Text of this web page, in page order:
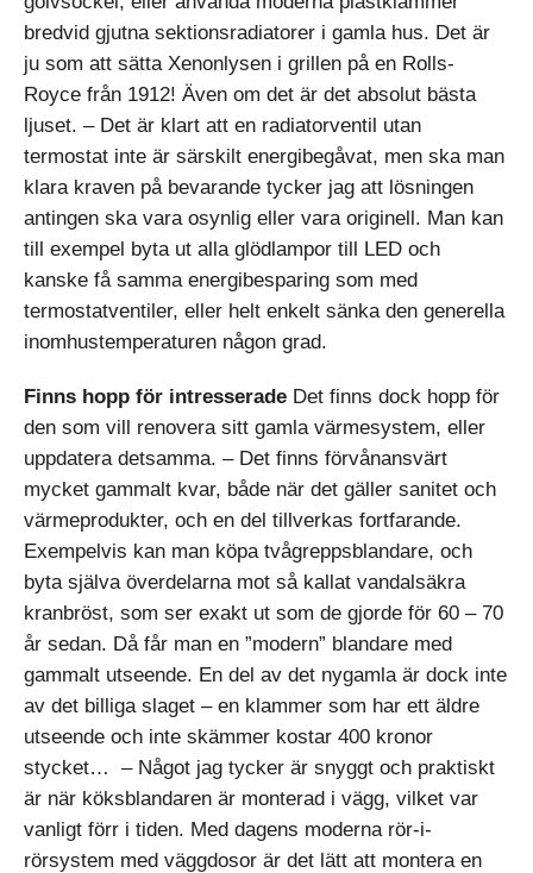
bredvid gjutna sektionsradiatorer i gamla hus. Det är
ju som att sätta Xenonlysen i grillen på en Rolls-
Royce från 1912! Även om det är det absolut bästa
ljuset. – Det är klart att en radiatorventil utan
termostat inte är särskilt energibegåvat, men ska man
klara kraven på bevarande tycker jag att lösningen
antingen ska vara osynlig eller vara originell. Man kan
till exempel byta ut alla glödlampor till LED och
kanske få samma energibesparing som med
termostatventiler, eller helt enkelt sänka den generella
inomhustemperaturen någon grad.
Finns hopp för intresserade Det finns dock hopp för
den som vill renovera sitt gamla värmesystem, eller
uppdatera detsamma. – Det finns förvånansvärt
mycket gammalt kvar, både när det gäller sanitet och
värmeprodukter, och en del tillverkas fortfarande.
Exempelvis kan man köpa tvågreppsblandare, och
byta själva överdelarna mot så kallat vandalsäkra
kranbröst, som ser exakt ut som de gjorde för 60 – 70
år sedan. Då får man en ”modern” blandare med
gammalt utseende. En del av det nygamla är dock inte
av det billiga slaget – en klammer som har ett äldre
utseende och inte skämmer kostar 400 kronor
stycket… – Något jag tycker är snyggt och praktiskt
är när köksblandaren är monterad i vägg, vilket var
vanligt förr i tiden. Med dagens moderna rör-i-
rörsystem med väggdosor är det lätt att montera en